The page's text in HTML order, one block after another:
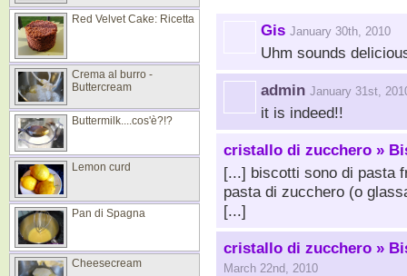
Red Velvet Cake: Ricetta
Crema al burro -
Buttercream
Buttermilk....cos'è?!?
Lemon curd
Pan di Spagna
Cheesecream
Gis January 30th, 2010
Uhm sounds
admin January 31st,
it is indeed!!
cristallo di zucchero »
[...] biscotti sono di pasta
pasta di zucchero (o
[...]
cristallo di zucchero »
March 22nd, 2010